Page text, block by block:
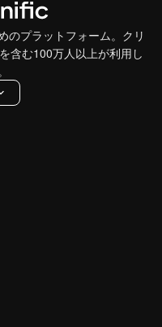
のプラットフォーム。クリ
含む100万人以上が利用し